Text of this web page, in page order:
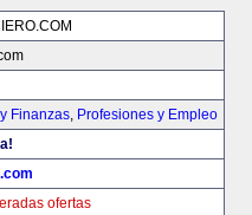
Finanzas, Profesiones y Empleo
ofertas